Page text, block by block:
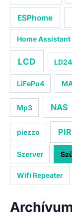
ESPhome
Home Assistant
LCD
LiFePo4
Mp3 NAS
piezzo
Szerver
Wifi Repeater